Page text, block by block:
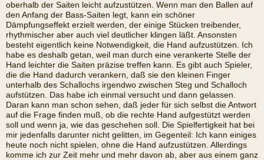
oberhalb der Saiten leicht aufzustützen. Wenn man den Ballen auf
den Anfang der Bass-Saiten legt, kann ein schöner
Dämpfungseffekt erzielt werden, der einige Stücken treibender,
rhythmischer aber auch viel deutlicher klingen läßt. Ansonsten
besteht eigentlich keine Notwendigkeit, die Hand aufzustützen. Ich
habe es deshalb getan, weil man durch eine verankerte Stelle der
Hand leichter die Saiten präzise treffen kann. Es gibt auch Spieler,
die die Hand dadurch verankern, daß sie den kleinen Finger
unterhalb des Schallochs irgendwo zwischen Steg und Schalloch
aufstützen. Das habe ich einmal versucht und dann gelassen.
Daran kann man schon sehen, daß jeder für sich selbst die Antwort
auf die Frage finden muß, ob die rechte Hand aufgestützt werden
soll und wenn ja, wie das geschehen soll. Die Spielfertigkeit hat bei
mir jedenfalls darunter nicht gelitten, im Gegenteil: Ich kann einiges
heute noch nicht spielen, ohne die Hand aufzustützen. Allerdings
komme ich zur Zeit mehr und mehr davon ab, aber aus einem ganz